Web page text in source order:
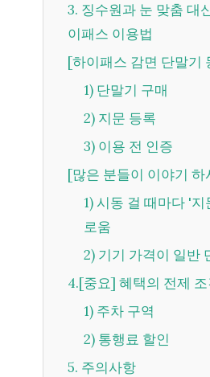
3. 징수원과 눈 맞춤 대신 '지문 인식'! 하
이패스 이용법
[하이패스 감면 단말
1) 단말기 구매
2) 지문 등록
3) 이용 전 인증
[많은 분들이 이야기
1) 시동 걸 때마다 '지문 인증'의 번거
로움
2) 기기 가격이 일
4.[중요] 혜택의 전제
1) 주차 구역
2) 통행료 할인
5. 주의사항